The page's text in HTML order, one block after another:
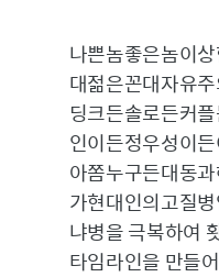
나쁜놈좋은놈이
대젊은꼰대자유
딩크든솔로든커
인이든정우성이
아쫌누구든대동
가현대인의고질
냐병을 극복하여
타임라인을 만들